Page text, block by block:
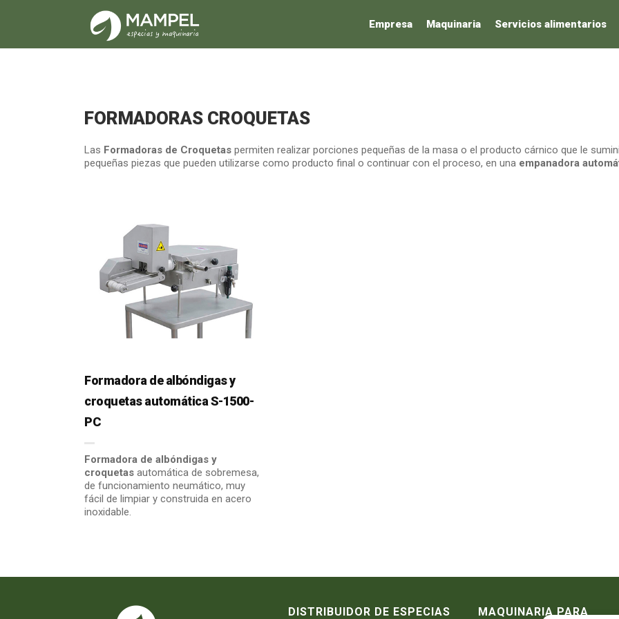
Empresa Maquinaria Servicios alimentarios
FORMADORAS CROQUETAS
Las Formadoras de Croquetas permiten realizar porciones pequeñas de la masa o el producto cárnico que le
pequeñas piezas que pueden utilizarse como producto final o continuar con el proceso, en una empanadora
Formadora de albóndigas y
croquetas automática S-1500-
PC
Formadora de albóndigas y
croquetas automática de sobremesa,
de funcionamiento neumático, muy
fácil de limpiar y construida en acero
inoxidable.
DISTRIBUIDOR DE ESPECIAS MAQUINARIA PARA